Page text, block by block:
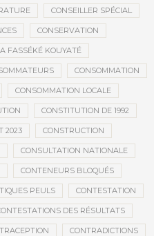
CONSEILLER SPÉCIAL
CONSERVATION
FASSÉKÉ KOUYATÉ
CONSOMMATION
CONSOMMATION LOCALE
CONSTITUTION DE 1992
2023 CONSTRUCTION
CONSULTATION NATIONALE
CONTENEURS BLOQUÉS
PEULS CONTESTATION
DES RÉSULTATS
CONTRADICTIONS